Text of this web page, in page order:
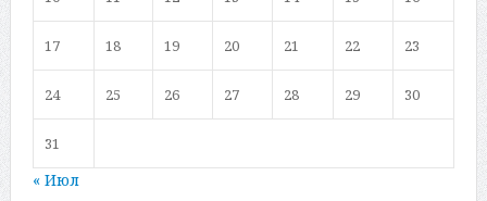
17 18 19 20 21 22 23
24 25 26 27 28 29 30
31
« Июл